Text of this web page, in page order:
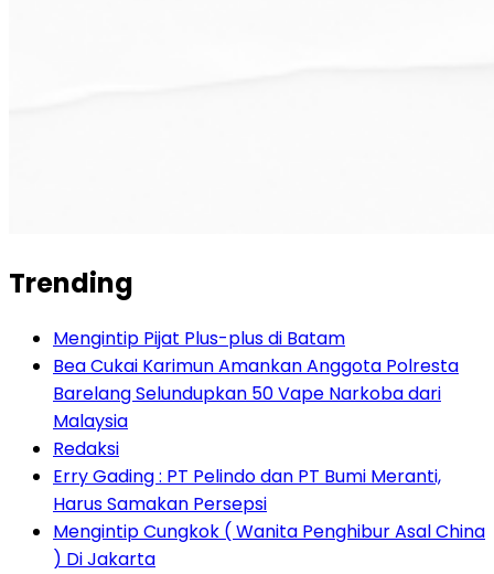
Trending
Mengintip Pijat Plus-plus di Batam
Bea Cukai Karimun Amankan Anggota Polresta
Barelang Selundupkan 50 Vape Narkoba dari
Malaysia
Redaksi
Erry Gading : PT Pelindo dan PT Bumi Meranti,
Harus Samakan Persepsi
Mengintip Cungkok ( Wanita Penghibur Asal China
) Di Jakarta